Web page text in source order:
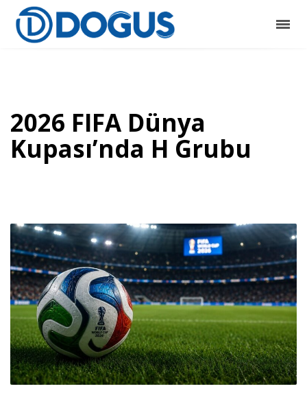
2026 FIFA Dünya
Kupası’nda H Grubu